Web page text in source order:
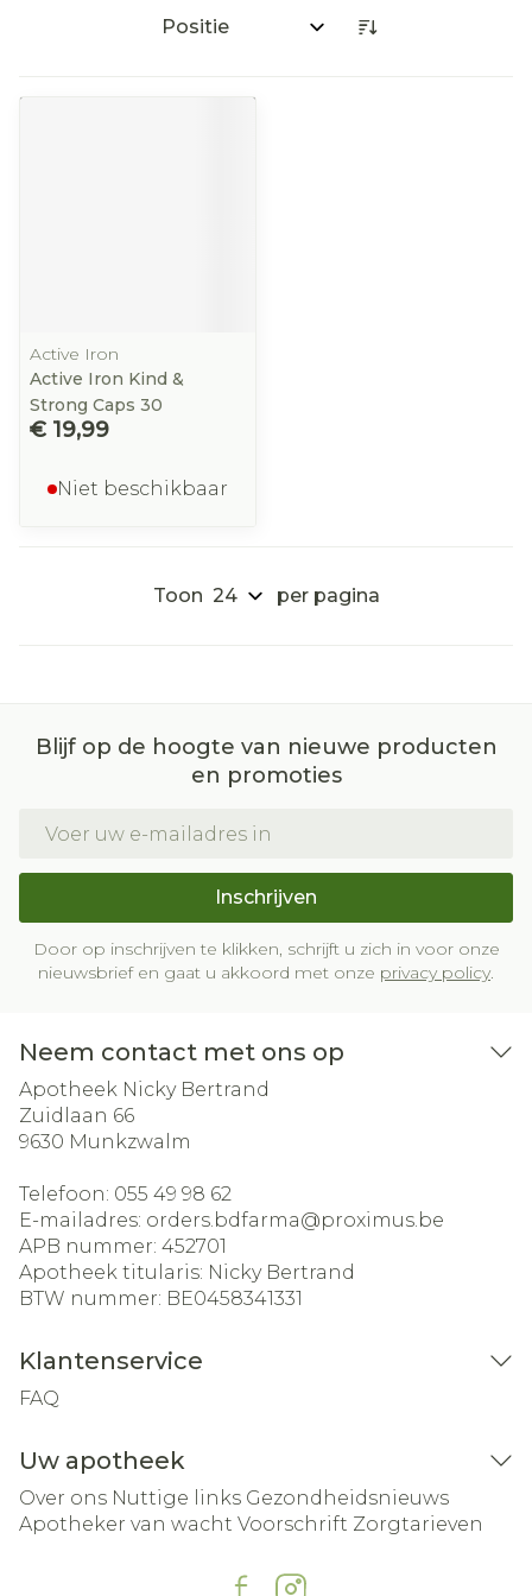
Sorteer op:
Active Iron
Active Iron Kind &
Strong Caps 30
€ 19,99
Niet beschikbaar
Toon per pagina
Blijf op de hoogte van nieuwe producten
en promoties
Inschrijven
Door op inschrijven te klikken, schrijft u zich in voor onze
nieuwsbrief en gaat u akkoord met onze privacy policy.
Neem contact met ons op
Apotheek Nicky Bertrand
Zuidlaan 66
9630 Munkzwalm
Telefoon: 055 49 98 62
E-mailadres: orders.bdfarma@proximus.be
APB nummer: 452701
Apotheek titularis: Nicky Bertrand
BTW nummer: BE0458341331
Klantenservice
FAQ
Uw apotheek
Over ons Nuttige links Gezondheidsnieuws
Apotheker van wacht Voorschrift Zorgtarieven